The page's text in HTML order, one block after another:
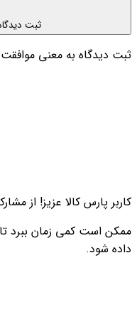
ثبت
ثبت دیدگاه به معنی موافقت
کاربر پارس کالا عزیز! از
ممکن است کمی زمان ببرد
داده شود.